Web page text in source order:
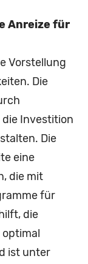
Anreize für
Vorstellung
Die
Investition
Die
eine
die mit
für
die
ist unter